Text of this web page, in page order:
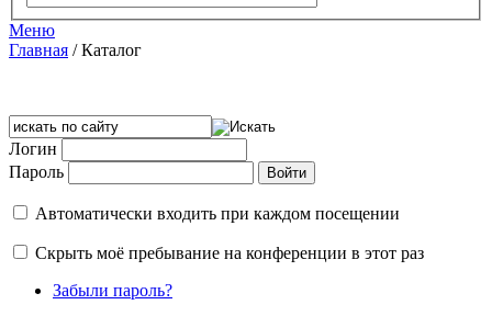
Меню
Главная /Каталог
Логин
Пароль
Автоматически входить при каждом посещении
Скрыть моё пребывание на конференции в этот раз
Забыли пароль?